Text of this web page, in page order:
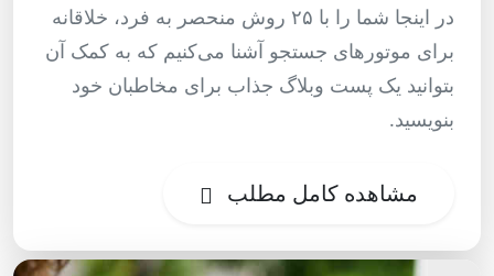
در اینجا شما را با ۲۵ روش منحصر به فرد، خلاقانه
برای موتورهای جستجو آشنا می‌کنیم که به کمک آن
بتوانید یک پست وبلاگ جذاب برای مخاطبان خود
بنویسید.
مشاهده کامل مطلب